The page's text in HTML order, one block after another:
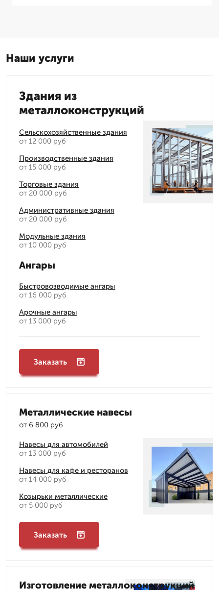
Наши услуги
Здания из
металлоконструкций
Сельскохозяйственные здания
от 12 000 руб
Производственные здания
от 15 000 руб
Торговые здания
от 20 000 руб
Административные здания
от 20 000 руб
Модульные здания
от 10 000 руб
Ангары
Быстровозводимые ангары
от 16 000 руб
Арочные ангары
от 13 000 руб
Заказать
Металлические навесы
от 6 800 руб
Навесы для автомобилей
от 13 000 руб
Навесы для кафе и ресторанов
от 14 000 руб
Козырьки металлические
от 5 000 руб
Заказать
Изготовление металлоконструкций